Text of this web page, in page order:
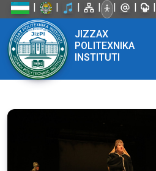
| | | | | | |
JIZZAX
POLITEXNIKA
INSTITUTI